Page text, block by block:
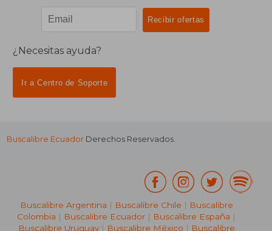
¿Necesitas ayuda?
Ir a Centro de Soporte
Buscalibre Ecuador Derechos Reservados.
Buscalibre Argentina | Buscalibre Chile | Buscalibre
Colombia | Buscalibre Ecuador | Buscalibre España |
Buscalibre Uruguay| Buscalibre México | Buscalibre